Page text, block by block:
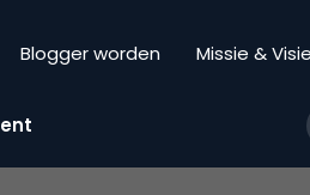
Blogger worden Missie & Visie